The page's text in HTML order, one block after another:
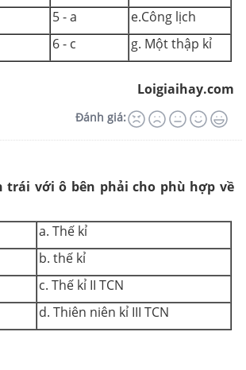
5 - a
e.Công lịch
6 - c g. Một thập kỉ
Loigiaihay.com
Đánh giá:
trái với ô bên phải cho phù hợp về
a. Thế kỉ
b. thế kỉ
c. Thế kỉ II TCN
d. Thiên niên kỉ III TCN